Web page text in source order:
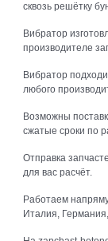
сквозь решётку
Вибратор
производителе
Вибратор
любого
Возможны
сжатые сроки по
Отправка
для вас расчёт.
Работаем
Италия,